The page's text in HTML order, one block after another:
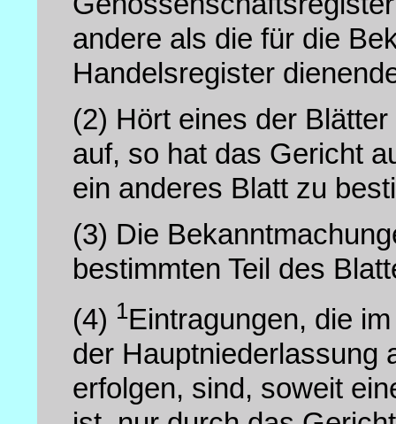
andere als die für die
Handelsregister
(2) Hört eines der
auf, so hat das Gericht
ein anderes Blatt zu
(3) Die
bestimmten Teil des
(4) 1Eintragungen, die
der Hauptniederlassung
erfolgen, sind, soweit